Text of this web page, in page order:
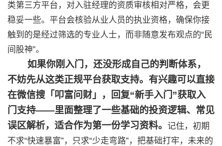
类第三方平台，对入驻经理的资质审核相对严格，会更
稳妥一些。平台会核验从业人员的执业资格，确保你接
触到的是经过筛选的专业人士，而非随意发布观点的“民
间股神”。
如果你刚入门，还没形成自己的判断体系，
不妨先从这类正规平台获取支持。有兴趣可以直接
在微信搜「叩富问财」，回复“新手入门”获取入
门支持——里面整理了一些基础的投资逻辑、常见
误区解析，适合作为第一份学习资料。 记住，初期
不求“快速暴富”，只求“少走弯路”，把基础打牢，未来的